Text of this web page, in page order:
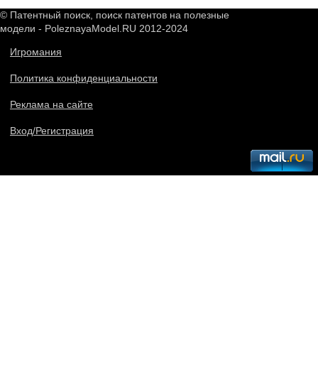
© Патентный поиск, поиск патентов на полезные
модели - PoleznayaModel.RU 2012-2024
Игромания
Политика конфиденциальности
Реклама на сайте
Вход/Регистрация